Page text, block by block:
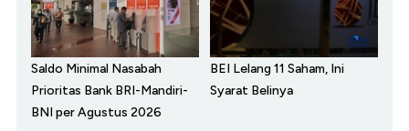
Saldo Minimal Nasabah
Prioritas Bank BRI-Mandiri-
BNI per Agustus 2026
BEI Lelang 11 Saham, Ini
Syarat Belinya